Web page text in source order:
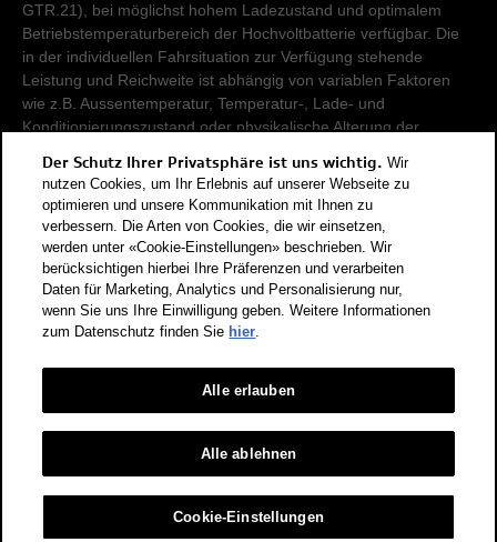
GTR.21), bei möglichst hohem Ladezustand und optimalem
Betriebstemperaturbereich der Hochvoltbatterie verfügbar. Die
in der individuellen Fahrsituation zur Verfügung stehende
Leistung und Reichweite ist abhängig von variablen Faktoren
wie z.B. Aussentemperatur, Temperatur-, Lade- und
Konditionierungszustand oder physikalische Alterung der
Damit Energieverbräuche unterschiedlicher Antriebsformen
(Benzin, Diesel, Gas, Strom, usw.) vergleichbar sind, werden sie
zusätzlich als sogenannte Benzinäquivalente (Masseinheit für
Energie) ausgewiesen. CO2 ist das für die Erderwärmung
hauptverantwortliche Treibhausgas. CO2-Mittelwert aller in der
Schweiz angebotenen Fahrzeugmodelle: 111 g/km (WLTP).
CO2-Zielwert der in der Schweiz angebotenen
Fahrzeugmodelle: 93.6 g/km (WLTP). Die Angaben für ein
Fahrzeug können von den zulassungsrelevanten Daten nach
der individuellen Einzelfahrzeuggenehmigung abweichen.
Energieeffizienz-Kategorie nach dem neuen
Berechnungsverfahren gemäss Anhang 4.1 EnEV, gültig ab
01.01.2023. Informationen zur Energieetikette für
Personenwagen finden Sie unter Bundesamt für Energie BFE.
Der Schutz Ihrer Privatsphäre ist uns wichtig. Wir
nutzen Cookies, um Ihr Erlebnis auf unserer Webseite zu
optimieren und unsere Kommunikation mit Ihnen zu
verbessern. Die Arten von Cookies, die wir einsetzen,
werden unter «Cookie-Einstellungen» beschrieben. Wir
berücksichtigen hierbei Ihre Präferenzen und verarbeiten
Daten für Marketing, Analytics und Personalisierung nur,
wenn Sie uns Ihre Einwilligung geben. Weitere Informationen
zum Datenschutz finden Sie hier.
Cookie-Einstellungen
Alle ablehnen
Alle erlauben